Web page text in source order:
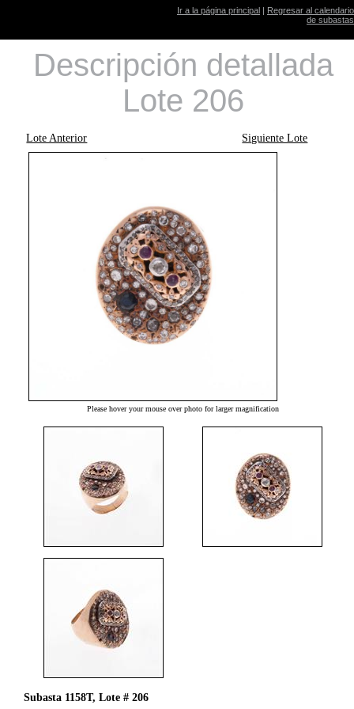
Ir a la página principal | Regresar al calendario
de subastas
Descripción detallada
Lote 206
Lote Anterior Siguiente Lote
Please hover your mouse over photo for larger magnification
Subasta 1158T, Lote # 206